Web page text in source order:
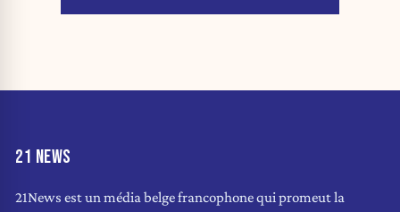
21 NEWS
21News est un média belge francophone qui promeut la